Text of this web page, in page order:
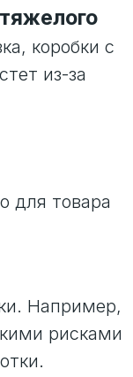
коробки с
из-за
для товара
Например,
рисками